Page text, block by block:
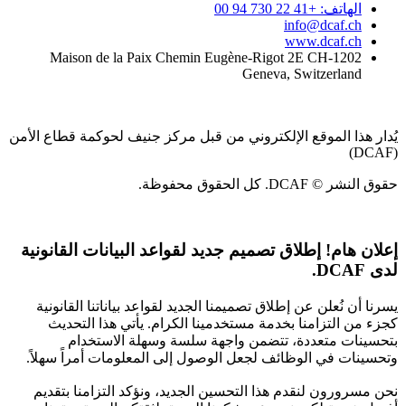
الهاتف: +41 22 730 94 00
info@dcaf.ch
www.dcaf.ch
Maison de la Paix Chemin Eugène-Rigot 2E CH-1202
Geneva, Switzerland
يُدار هذا الموقع الإلكتروني من قبل مركز جنيف لحوكمة قطاع الأمن
(DCAF)
حقوق النشر © DCAF. كل الحقوق محفوظة.
إعلان هام! إطلاق تصميم جديد لقواعد البيانات القانونية
لدى DCAF.
يسرنا أن نُعلن عن إطلاق تصميمنا الجديد لقواعد بياناتنا القانونية
كجزء من التزامنا بخدمة مستخدمينا الكرام. يأتي هذا التحديث
بتحسينات متعددة، تتضمن واجهة سلسة وسهلة الاستخدام
وتحسينات في الوظائف لجعل الوصول إلى المعلومات أمراً سهلاً.
نحن مسرورون لنقدم هذا التحسين الجديد، ونؤكد التزامنا بتقديم